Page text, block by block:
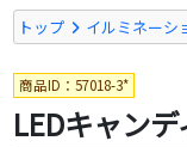
トップ イルミネーシ
商品ID：57018-3*
LEDキャン